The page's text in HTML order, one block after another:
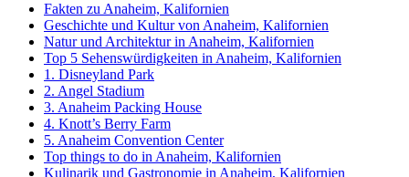
Fakten zu Anaheim, Kalifornien
Geschichte und Kultur von Anaheim, Kalifornien
Natur und Architektur in Anaheim, Kalifornien
Top 5 Sehenswürdigkeiten in Anaheim, Kalifornien
1. Disneyland Park
2. Angel Stadium
3. Anaheim Packing House
4. Knott’s Berry Farm
5. Anaheim Convention Center
Top things to do in Anaheim, Kalifornien
Kulinarik und Gastronomie in Anaheim, Kalifornien